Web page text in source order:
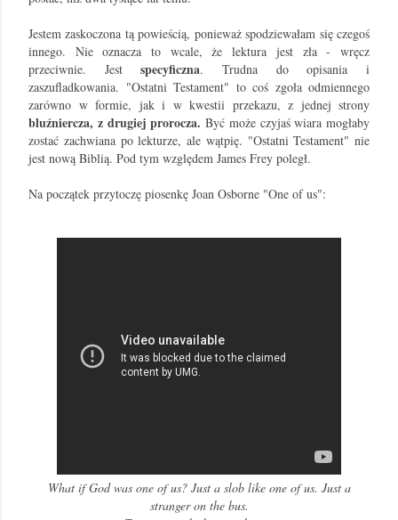
Jestem zaskoczona tą powieścią, ponieważ spodziewałam się czegoś
innego. Nie oznacza to wcale, że lektura jest zła - wręcz
przeciwnie. Jestspecyficzna. Trudna do opisania i
zaszufladkowania. "Ostatni Testament" to coś zgoła odmiennego
zarówno w formie, jak i w kwestii przekazu, z jednej strony
bluźniercza, z drugiej prorocza. Być może czyjaś wiara mogłaby
zostać zachwiana po lekturze, ale wątpię. "Ostatni Testament" nie
jest nową Biblią. Pod tym względem James Frey poległ.
Na początek przytoczę piosenkę Joan Osborne "One of us":
What if God was one of us? Just a slob like one of us. Just a
stranger on the bus.